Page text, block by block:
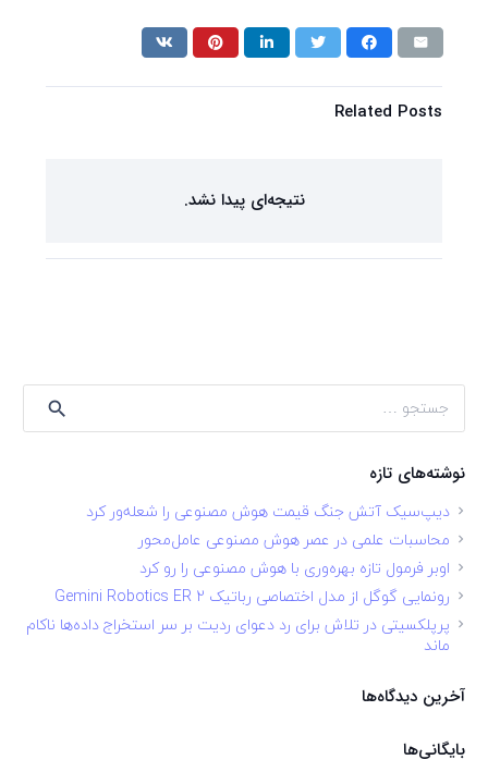
Related Posts
نتیجه‌ای پیدا نشد.
برای:
نوشته‌های تازه
دیپ‌سیک آتش جنگ قیمت هوش مصنوعی را شعله‌ور کرد
محاسبات علمی در عصر هوش مصنوعی عامل‌محور
اوبر فرمول تازه بهره‌وری با هوش مصنوعی را رو کرد
رونمایی گوگل از مدل اختصاصی رباتیک Gemini Robotics ER 2
پرپلکسیتی در تلاش برای رد دعوای ردیت بر سر استخراج داده‌ها ناکام
ماند
آخرین دیدگاه‌ها
بایگانی‌ها